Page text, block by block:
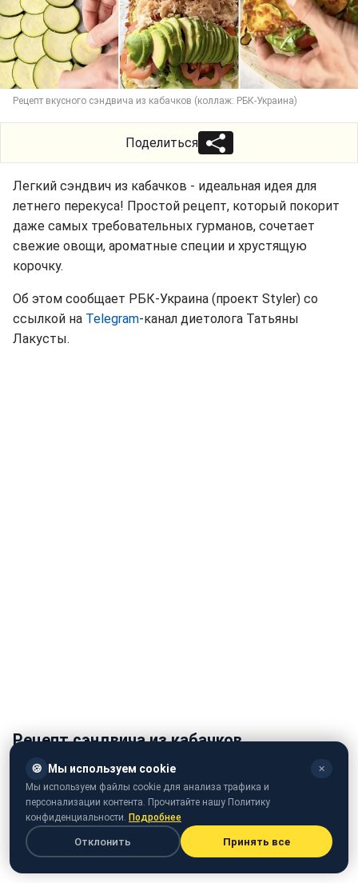
Рецепт вкусного сэндвича из кабачков (коллаж: РБК-Украина)
Поделиться
Легкий сэндвич из кабачков - идеальная идея для
летнего перекуса! Простой рецепт, который покорит
даже самых требовательных гурманов, сочетает
свежие овощи, ароматные специи и хрустящую
корочку.
Об этом сообщает РБК-Украина (проект Styler) со
ссылкой на Telegram-канал диетолога Татьяны
Лакусты.
Рецепт сэндвича из кабачков
Ингредиенты:
кабачок - 1 шт.
тертая моцарелла
оливковое масло первого отжима
🍪 Мы используем cookie ✕
Мы используем файлы cookie для анализа трафика и
персонализации контента. Прочитайте нашу Политику
конфиденциальности. Подробнее
Отклонить Принять все